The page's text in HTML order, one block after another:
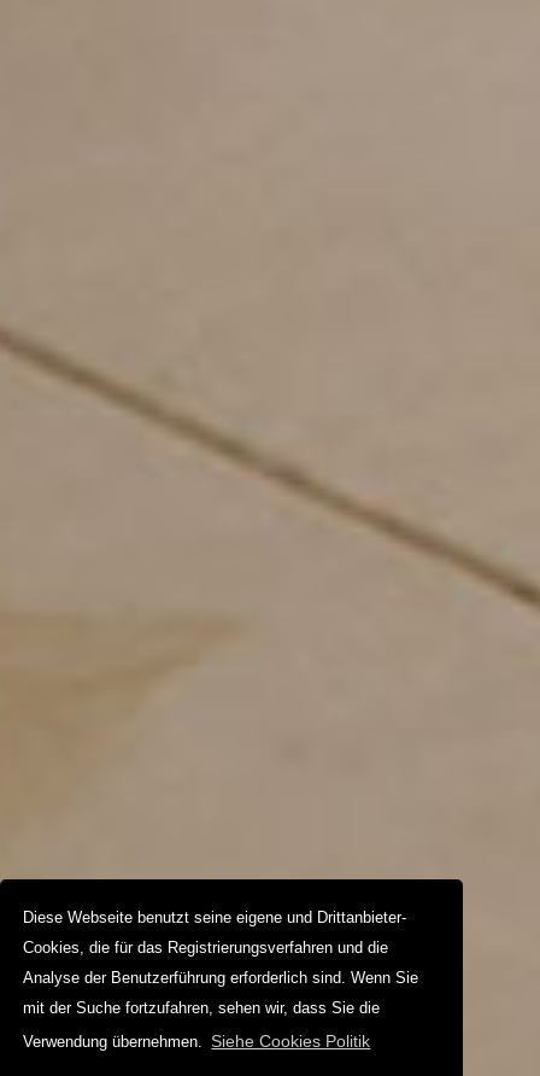
Diese Webseite benutzt seine eigene und Drittanbieter-
Cookies, die für das Registrierungsverfahren und die
Analyse der Benutzerführung erforderlich sind. Wenn Sie
mit der Suche fortzufahren, sehen wir, dass Sie die
Verwendung übernehmen. Siehe Cookies Politik